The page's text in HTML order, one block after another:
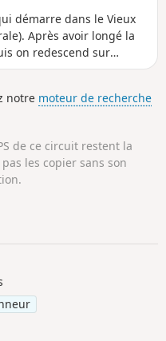
démarre dans le Vieux
Après avoir longé la
on redescend sur
La randonnée
du Marais de
notre moteur de recherche
de ce circuit restent la
les copier sans son